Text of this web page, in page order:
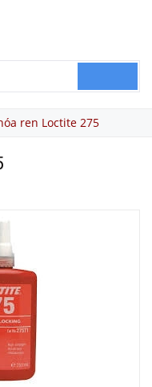
ren Loctite 275